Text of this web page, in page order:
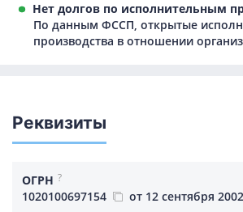
Нет долгов по исполнительным
По данным ФССП, открытые
производства в отношении
Реквизиты
ОГРН ?
1020100697154 от 12 сентября